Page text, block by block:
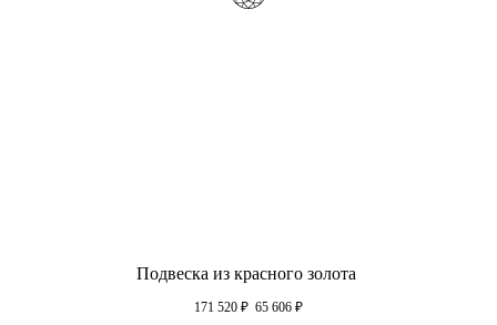
Подвеска из красного золота
171 520 ₽ 65 606 ₽